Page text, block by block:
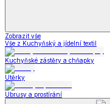
Zobrazit vše
Vše z Kuchyňský a jídelní textil
Kuchyňské zástěry a chňapky
Utěrky
Ubrusy a prostírání